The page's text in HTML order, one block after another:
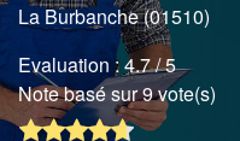
La Burbanche (01510)
Evaluation :4.7/ 5
Note basé sur 9 vote(s)